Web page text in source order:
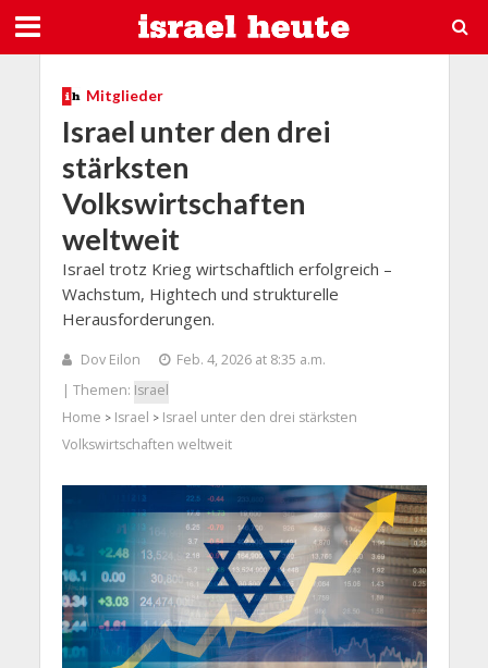
Mitglieder
Israel unter den drei
stärksten
Volkswirtschaften
weltweit
Israel trotz Krieg wirtschaftlich erfolgreich –
Wachstum, Hightech und strukturelle
Herausforderungen.
Dov Eilon
Feb. 4, 2026 at 8:35 a.m.
| Themen: Israel
Home > Israel > Israel unter den drei stärksten
Volkswirtschaften weltweit